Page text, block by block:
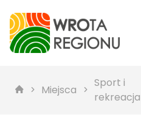
Miejsca
Sport i
rekreacja